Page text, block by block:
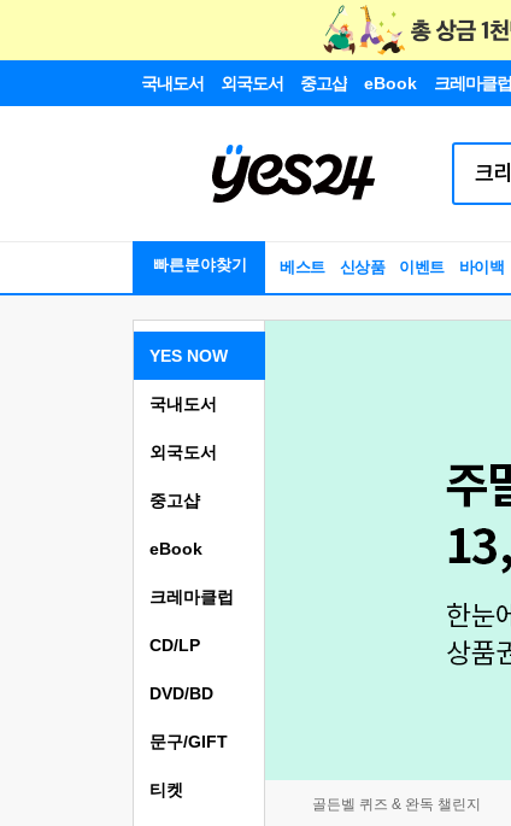
국내도서 외국도서 중고샵 eBook 크레마클럽
빠른분야찾기 베스트 신상품 이벤트 바이백
YES NOW
골든벨 퀴즈 & 완독 챌린지
국내도서
외국도서
중고샵
eBook
크레마클럽
CD/LP
DVD/BD
문구/GIFT
티켓